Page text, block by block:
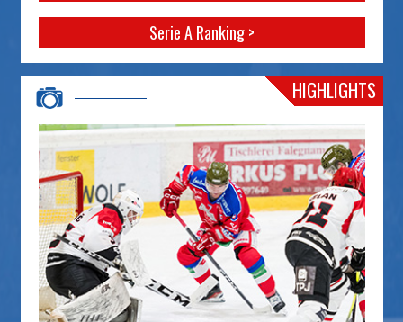
Serie A Ranking >
HIGHLIGHTS